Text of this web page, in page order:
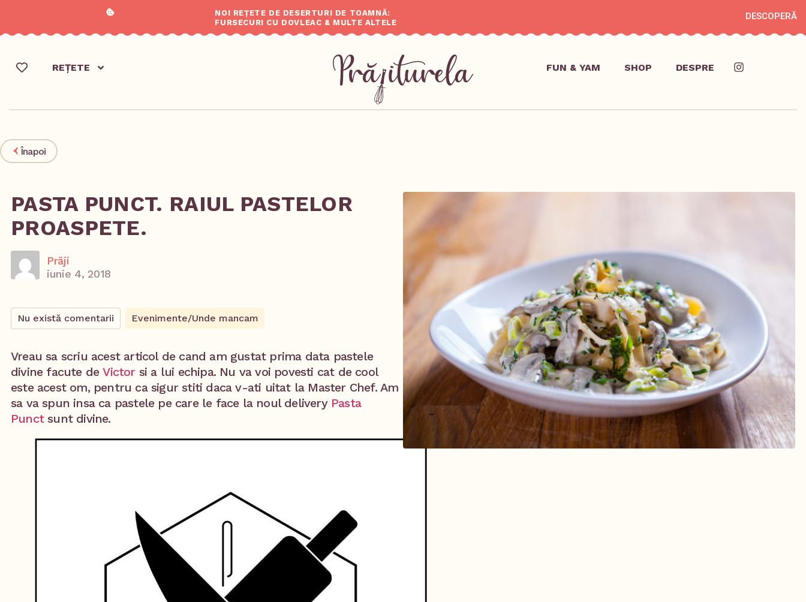
NOI REȚETE DE DESERTURI DE TOAMNĂ:
FURSECURI CU DOVLEAC & MULTE ALTELE
DESCOPERĂ
REȚETE FUN & YAM SHOP DESPRE
Înapoi
PASTA PUNCT. RAIUL PASTELOR
PROASPETE.
Prăji
iunie 4, 2018
Nu există comentarii Evenimente/Unde mancam
Vreau sa scriu acest articol de cand am gustat prima data pastele
divine facute deVictorsi a lui echipa. Nu va voi povesti cat de cool
este acest om, pentru ca sigur stiti daca v-ati uitat la Master Chef. Am
sa va spun insa ca pastele pe care le face la noul delivery Pasta
Punctsunt divine.